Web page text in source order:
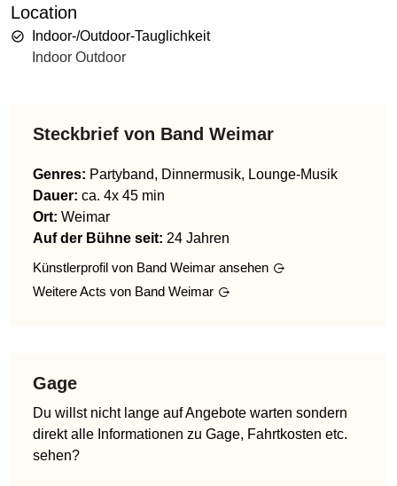
Location
Indoor-/Outdoor-Tauglichkeit
Indoor Outdoor
Steckbrief von Band Weimar
Genres: Partyband, Dinnermusik, Lounge-Musik
Dauer: ca. 4x 45 min
Ort: Weimar
Auf der Bühne seit: 24 Jahren
Künstlerprofil von Band Weimar ansehen
Weitere Acts von Band Weimar
Gage
Du willst nicht lange auf Angebote warten sondern
direkt alle Informationen zu Gage, Fahrtkosten etc.
sehen?